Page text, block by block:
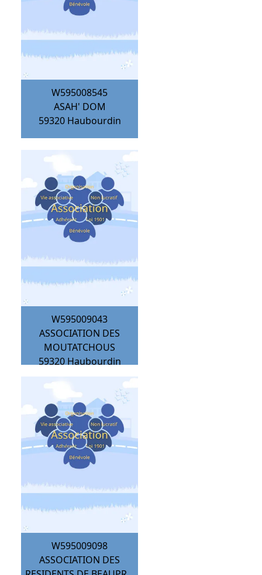
W595008545
ASAH' DOM
59320 Haubourdin
W595009043
ASSOCIATION DES
MOUTATCHOUS
59320 Haubourdin
W595009098
ASSOCIATION DES